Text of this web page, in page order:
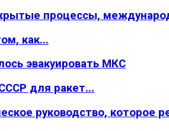
процессы,
как...
эвакуировать МКС
для ракет...
руководство, которое